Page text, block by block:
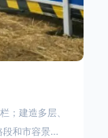
；建造多层、
和市容景观